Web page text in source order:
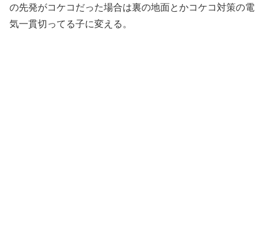
の先発がコケコだった場合は裏の地面とかコケコ対策の電
気一貫切ってる子に変える。